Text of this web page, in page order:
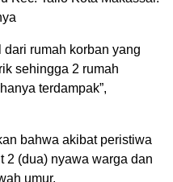
dari rumah korban yang
sehingga 2 rumah
terdampak”,
bahwa akibat peristiwa
2 (dua) nyawa warga dan
umur,